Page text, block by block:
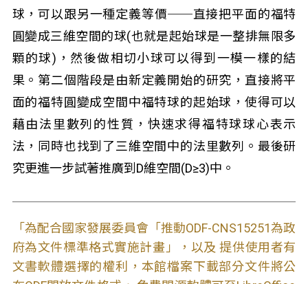
球，可以跟另一種定義等價──直接把平面的福特
圓變成三維空間的球(也就是起始球是一整排無限多
顆的球)，然後做相切小球可以得到一模一樣的結
果。第二個階段是由新定義開始的研究，直接將平
面的福特圓變成空間中福特球的起始球，使得可以
藉由法里數列的性質，快速求得福特球球心表示
法，同時也找到了三維空間中的法里數列。最後研
究更進一步試著推廣到D維空間(D≥3)中。
「為配合國家發展委員會「推動ODF-CNS15251為政
府為文件標準格式實施計畫」，以及 提供使用者有
文書軟體選擇的權利，本館檔案下載部分文件將公